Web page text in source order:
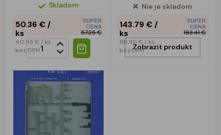
Skladom
50.36 €/
ks
40.95 € / ks
bez DPH
SUPER
CENA
57.25 €
Nie je skladom
143.79 €/
ks
116.90 € / ks
bez DPH
SUPER
CENA
163.41 €
Zobrazit produkt